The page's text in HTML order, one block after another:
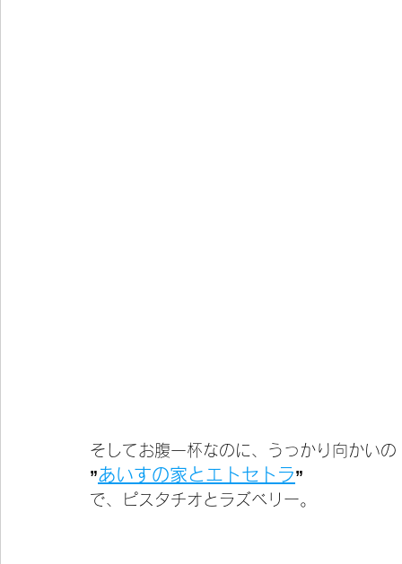
そしてお腹一杯なのに、うっかり向かいの
”あいすの家とエトセトラ”
で、ピスタチオとラズベリー。